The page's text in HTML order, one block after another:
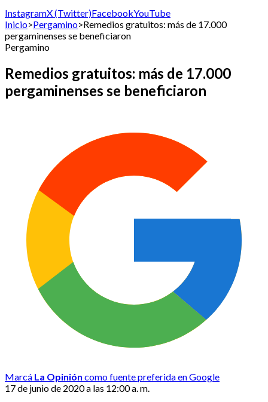
InstagramX (Twitter)FacebookYouTube
Inicio>Pergamino>Remedios gratuitos: más de 17.000
pergaminenses se beneficiaron
Pergamino
Remedios gratuitos: más de 17.000
pergaminenses se beneficiaron
Marcá La Opinión como fuente preferida en Google
17 de junio de 2020 a las 12:00 a. m.